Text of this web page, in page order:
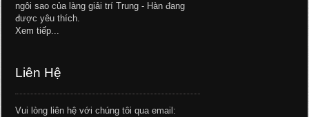
ngôi sao của làng giải trí Trung - Hàn đang
được yêu thích.
Xem tiếp...
Liên Hệ
Vui lòng liên hệ với chúng tôi qua email: